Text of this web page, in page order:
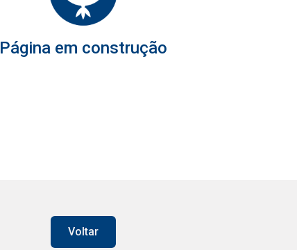
Página em construção
Voltar